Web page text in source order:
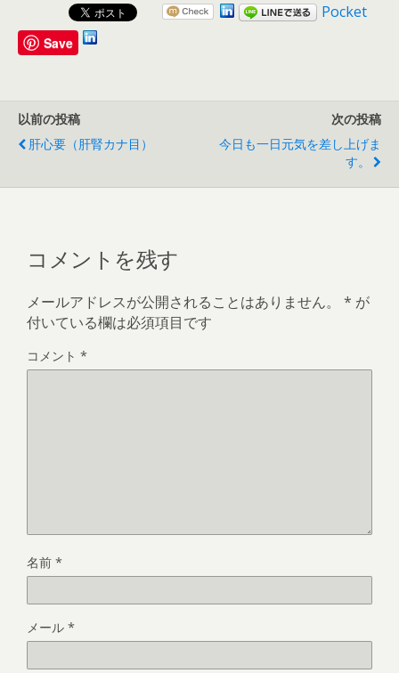
Pocket
Save
以前の投稿
肝心要（肝腎カナ目）
次の投稿
今日も一日元気を差し上げま
す。
コメントを残す
メールアドレスが公開されることはありません。 * が
付いている欄は必須項目です
コメント *
名前 *
メール *